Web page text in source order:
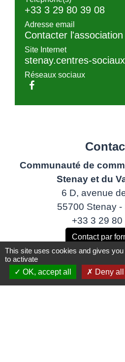
+33 3 29 80 39 08
Adresse email
Contacter l'association
Site Internet
stenay.centres-
Réseaux sociaux
Communauté de
Stenay et du
6 D, avenue
55700 Stenay -
+33 3 29 80
Contact par
This site uses cookies and gives
to activate
OK, accept all
Deny